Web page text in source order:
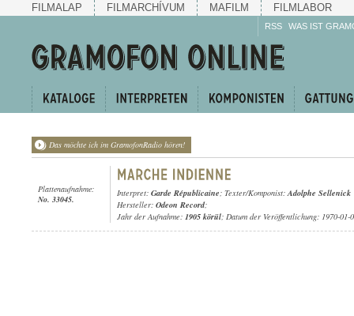
FILMALAP FILMARCHÍVUM MAFILM FILMLABOR
RSS WAS IST
Das möchte ich im GramofonRadio hören!
Plattenaufnahme:
No. 33045.
Interpret: Garde Républicaine; Texter/Komponist:Adolphe Sellenick
Hersteller: Odeon Record;
Jahr der Aufnahme: 1905 körül; Datum der Veröffentlichung: 1970-01-